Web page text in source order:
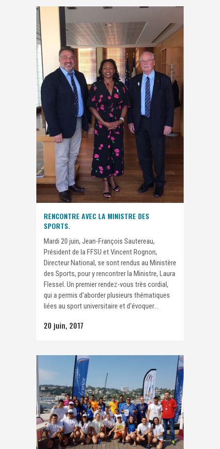
RENCONTRE AVEC LA MINISTRE DES
SPORTS.
Mardi 20 juin, Jean-François Sautereau,
Président de la FFSU et Vincent Rognon,
Directeur National, se sont rendus au Ministère
des Sports, pour y rencontrer la Ministre, Laura
Flessel. Un premier rendez-vous très cordial,
qui a permis d'aborder plusieurs thématiques
liées au sport universitaire et d'évoquer...
20 juin, 2017